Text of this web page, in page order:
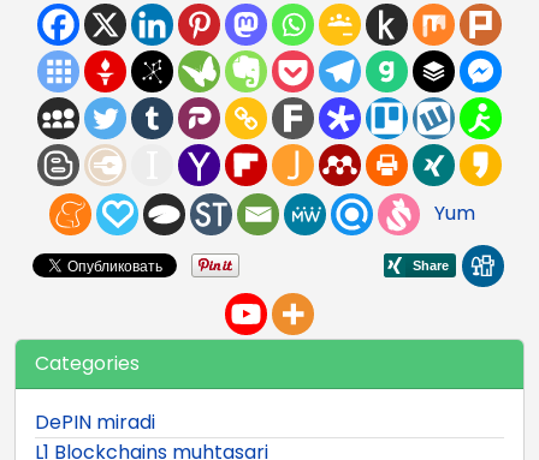
Yum
Categories
DePIN miradi
L1 Blockchains muhtasari